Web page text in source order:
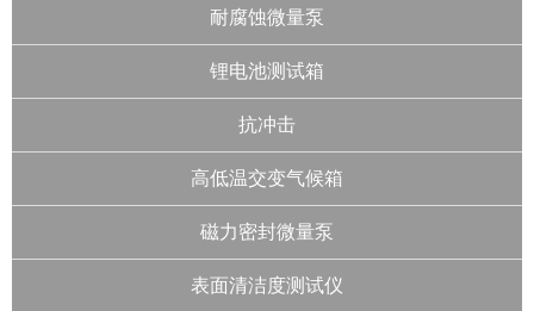
耐腐蚀微量泵
锂电池测试箱
抗冲击
高低温交变气候箱
磁力密封微量泵
表面清洁度测试仪